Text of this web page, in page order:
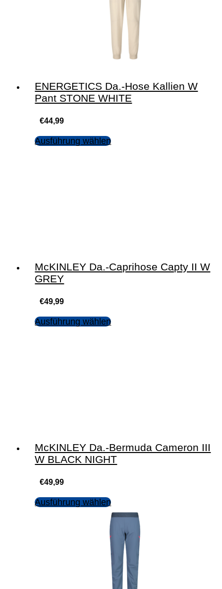
ENERGETICS Da.-Hose Kallien W
Pant STONE WHITE
€44,99
Ausführung wählen
McKINLEY Da.-Caprihose Capty II W
GREY
€49,99
Ausführung wählen
McKINLEY Da.-Bermuda Cameron III
W BLACK NIGHT
€49,99
Ausführung wählen